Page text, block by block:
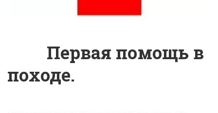
походе.